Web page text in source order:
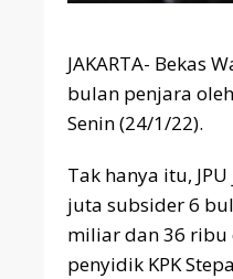
JAKARTA- Bekas
bulan penjara
Senin (24/1/22).
Tak hanya itu,
juta subsider 6
miliar dan 36 ribu
penyidik KPK